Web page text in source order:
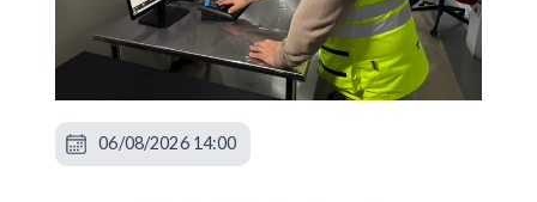
06/08/2026 14:00